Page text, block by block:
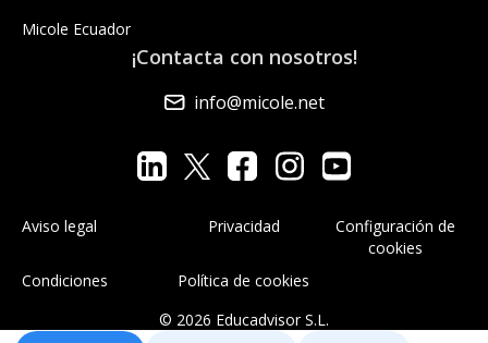
Micole Ecuador
¡Contacta con nosotros!
info@micole.net
Aviso legal Privacidad
Configuración de
cookies
Condiciones
Política de cookies
© 2026 Educadvisor S.L.